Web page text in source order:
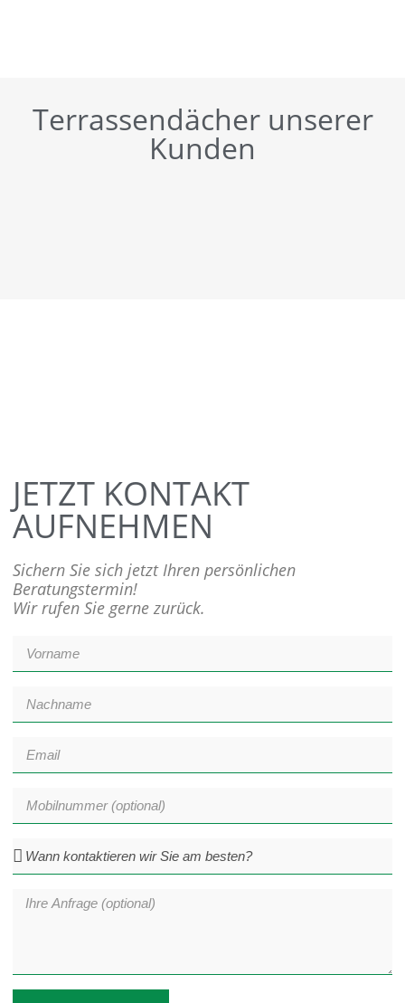
Terrassendächer unserer
Kunden
JETZT KONTAKT
AUFNEHMEN
Sichern Sie sich jetzt Ihren persönlichen
Beratungstermin!
Wir rufen Sie gerne zurück.